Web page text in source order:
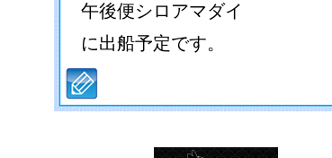
午後便シロアマダイ
に出船予定です。